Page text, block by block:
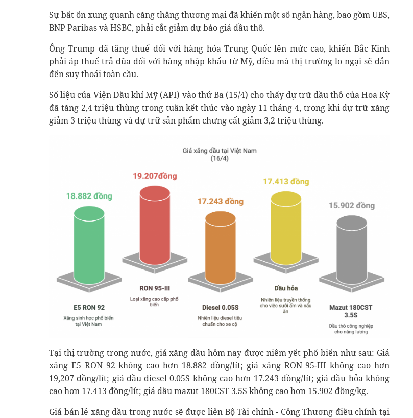
Sự bất ổn xung quanh căng thẳng thương mại đã khiến một số ngân hàng, bao gồm UBS,
BNP Paribas và HSBC, phải cắt giảm dự báo giá dầu thô.
Ông Trump đã tăng thuế đối với hàng hóa Trung Quốc lên mức cao, khiến Bắc Kinh
phải áp thuế trả đũa đối với hàng nhập khẩu từ Mỹ, điều mà thị trường lo ngại sẽ dẫn
đến suy thoái toàn cầu.
Số liệu của Viện Dầu khí Mỹ (API) vào thứ Ba (15/4) cho thấy dự trữ dầu thô của Hoa Kỳ
đã tăng 2,4 triệu thùng trong tuần kết thúc vào ngày 11 tháng 4, trong khi dự trữ xăng
giảm 3 triệu thùng và dự trữ sản phẩm chưng cất giảm 3,2 triệu thùng.
Tại thị trường trong nước, giá xăng dầu hôm nay được niêm yết phổ biến như sau: Giá
xăng E5 RON 92 không cao hơn 18.882 đồng/lít; giá xăng RON 95-III không cao hơn
19,207 đồng/lít; giá dầu diesel 0.05S không cao hơn 17.243 đồng/lít; giá dầu hỏa không
cao hơn 17.413 đồng/lít; giá dầu mazut 180CST 3.5S không cao hơn 15.902 đồng/kg.
Giá bán lẻ xăng dầu trong nước sẽ được liên Bộ Tài chính - Công Thương điều chỉnh tại